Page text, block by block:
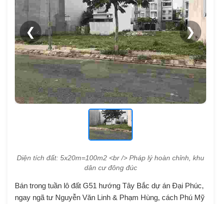
❮ ❯
Diện tích đất: 5x20m=100m2 <br /> Pháp lý hoàn chỉnh, khu
dân cư đông đúc
Bán trong tuần lô đất G51 hướng Tây Bắc dự án Đại Phúc,
ngay ngã tư Nguyễn Văn Linh & Phạm Hùng, cách Phú Mỹ